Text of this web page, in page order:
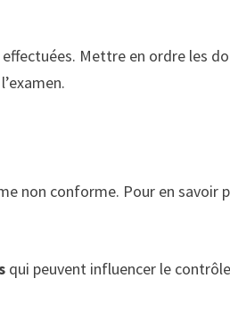
Mettre en ordre les
non conforme. Pour en savoir
qui peuvent influencer le